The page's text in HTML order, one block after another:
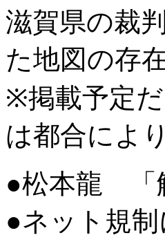
滋賀県の裁
た地図の存
※掲載予定
は都合によ
●松本龍 「
●ネット規